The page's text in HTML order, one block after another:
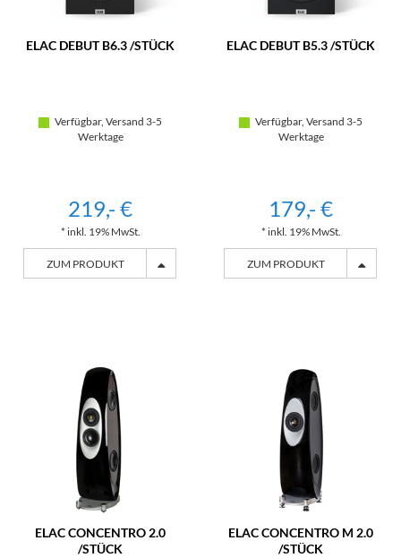
ELAC DEBUT B6.3 /STÜCK
Verfügbar, Versand 3-5
Werktage
219,- €
* inkl. 19% MwSt.
ZUM PRODUKT
ELAC DEBUT B5.3 /STÜCK
Verfügbar, Versand 3-5
Werktage
179,- €
* inkl. 19% MwSt.
ZUM PRODUKT
ELAC CONCENTRO 2.0
/STÜCK
ELAC CONCENTRO M 2.0
/STÜCK